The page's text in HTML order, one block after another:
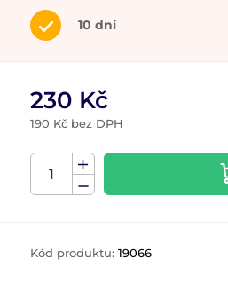
10 dní
230 Kč
190 Kč bez DPH
Kód produktu: 19066